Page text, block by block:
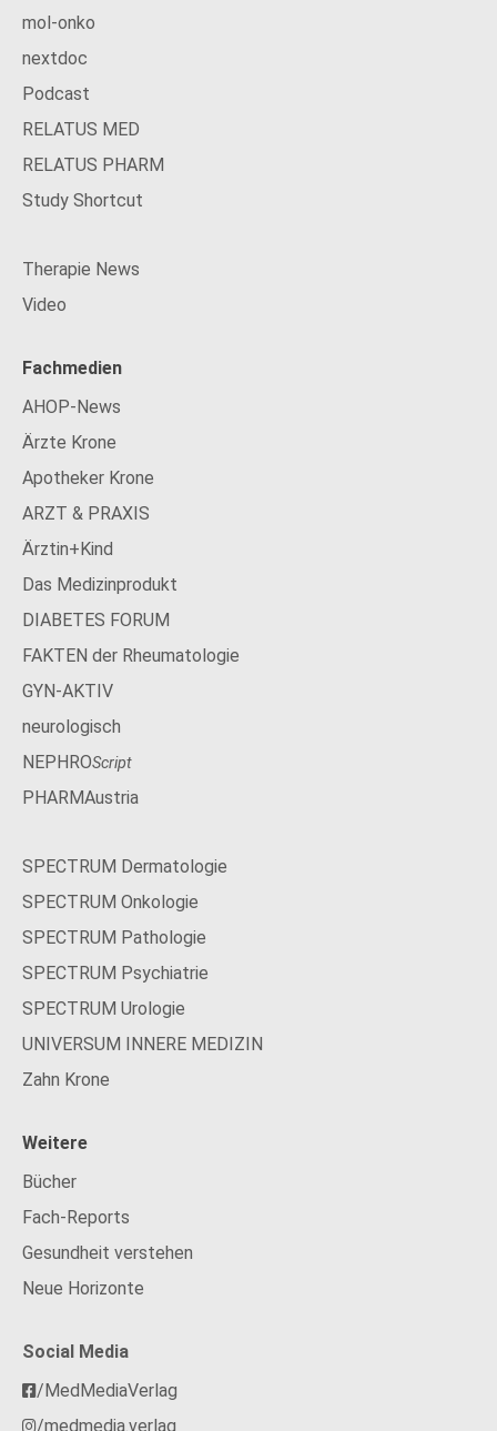
mol-onko
nextdoc
Podcast
RELATUS MED
RELATUS PHARM
Study Shortcut
Therapie News
Video
Fachmedien
AHOP-News
Ärzte Krone
Apotheker Krone
ARZT & PRAXIS
Ärztin+Kind
Das Medizinprodukt
DIABETES FORUM
FAKTEN der Rheumatologie
GYN-AKTIV
neurologisch
NEPHROScript
PHARMAustria
SPECTRUM Dermatologie
SPECTRUM Onkologie
SPECTRUM Pathologie
SPECTRUM Psychiatrie
SPECTRUM Urologie
UNIVERSUM INNERE MEDIZIN
Zahn Krone
Weitere
Bücher
Fach-Reports
Gesundheit verstehen
Neue Horizonte
Social Media
/MedMediaVerlag
/medmedia.verlag